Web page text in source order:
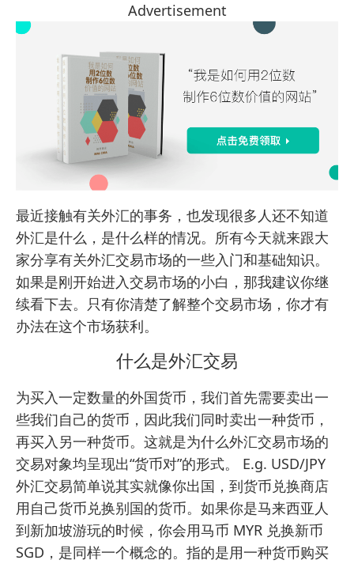
点差
手（Lot）
杠杆
保证金
多单/空单
Advertisement
最近接触有关外汇的事务，也发现很多人还不知道
外汇是什么，是什么样的情况。所有今天就来跟大
家分享有关外汇交易市场的一些入门和基础知识。
如果是刚开始进入交易市场的小白，那我建议你继
续看下去。只有你清楚了解整个交易市场，你才有
办法在这个市场获利。
什么是外汇交易
为买入一定数量的外国货币，我们首先需要卖出一
些我们自己的货币，因此我们同时卖出一种货币，
再买入另一种货币。这就是为什么外汇交易市场的
交易对象均呈现出“货币对”的形式。 E.g. USD/JPY
外汇交易简单说其实就像你出国，到货币兑换商店
用自己货币兑换别国的货币。如果你是马来西亚人
到新加坡游玩的时候，你会用马币 MYR 兑换新币
SGD，是同样一个概念的。指的是用一种货币购买